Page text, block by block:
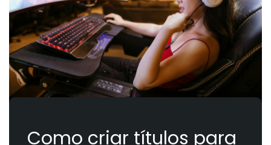
Como criar títulos para